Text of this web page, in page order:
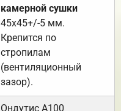
камерной сушки
45х45+/-5 мм.
Крепится по
стропилам
(вентиляционный
зазор).
Ондутис А100